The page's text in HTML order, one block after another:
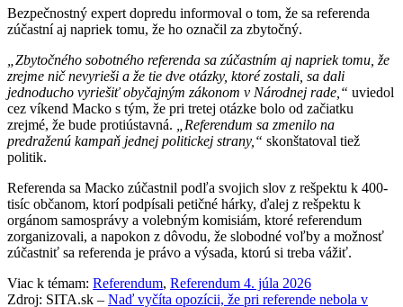
Bezpečnostný expert dopredu informoval o tom, že sa referenda
zúčastní aj napriek tomu, že ho označil za zbytočný.
„Zbytočného sobotného referenda sa zúčastním aj napriek tomu, že
zrejme nič nevyrieši a že tie dve otázky, ktoré zostali, sa dali
jednoducho vyriešiť obyčajným zákonom v Národnej rade,“ uviedol
cez víkend Macko s tým, že pri tretej otázke bolo od začiatku
zrejmé, že bude protiústavná.
„Referendum sa zmenilo na
predraženú kampaň jednej politickej strany,“ skonštatoval tiež
politik.
Referenda sa Macko zúčastnil podľa svojich slov z rešpektu k 400-
tisíc občanom, ktorí podpísali petičné hárky, ďalej z rešpektu k
orgánom samosprávy a volebným komisiám, ktoré referendum
zorganizovali, a napokon z dôvodu, že slobodné voľby a možnosť
zúčastniť sa referenda je právo a výsada, ktorú si treba vážiť.
Viac k témam: Referendum, Referendum 4. júla 2026
Zdroj: SITA.sk – Naď vyčíta opozícii, že pri referende nebola v